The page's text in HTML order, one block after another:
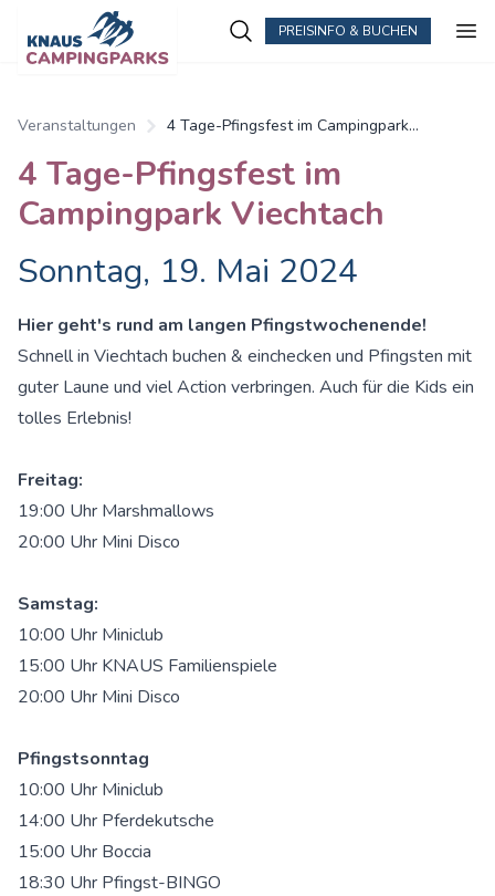
PREISINFO & BUCHEN
Veranstaltungen
4 Tage-Pfingsfest im Campingpark
4 Tage-Pfingsfest im
Campingpark Viechtach
Sonntag, 19. Mai 2024
Hier geht's rund am langen Pfingstwochenende!
Schnell in Viechtach buchen & einchecken und Pfingsten mit
guter Laune und viel Action verbringen. Auch für die Kids ein
tolles Erlebnis!
Freitag:
19:00 Uhr Marshmallows
20:00 Uhr Mini Disco
Samstag:
10:00 Uhr Miniclub
15:00 Uhr KNAUS Familienspiele
20:00 Uhr Mini Disco
Pfingstsonntag
10:00 Uhr Miniclub
14:00 Uhr Pferdekutsche
15:00 Uhr Boccia
18:30 Uhr Pfingst-BINGO